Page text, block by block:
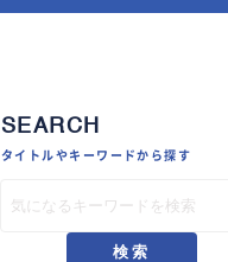
SEARCH
タイトルやキーワードから探す
検索